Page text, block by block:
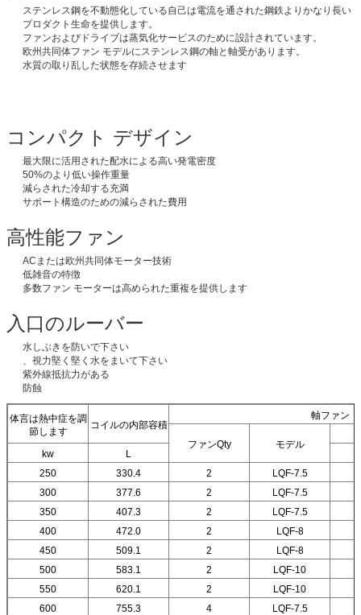
ステンレス鋼を不動態化している自己は電流を通された鋼鉄よりかなり長い
プロダクト生命を提供します。
ファンおよびドライブは蒸気化サービスのために設計されています。
欧州共同体ファン モデルにステンレス鋼の軸と軸受があります。
水質の取り乱した状態を存続させます
コンパクト デザイン
最大限に活用された配水による高い発電密度
50%のより低い操作重量
減らされた冷却する充満
サポート構造のための減らされた費用
高性能ファン
ACまたは欧州共同体モーター技術
低雑音の特徴
多数ファン モーターは高められた重複を提供します
入口のルーバー
水しぶきを防いで下さい
、視力堅く堅く水をまいて下さい
紫外線抵抗力がある
防蝕
体言は熱中症を調
節します
コイルの内部容積
軸ファン
ファンQty
モデル
kw
L
250
330.4 2 LQF-7.5
300
377.6 2 LQF-7.5
350
407.3 2 LQF-7.5
400
472.0 2 LQF-8
450
509.1 2 LQF-8
500
583.1 2 LQF-10
550
620.1 2 LQF-10
600
755.3 4 LQF-7.5